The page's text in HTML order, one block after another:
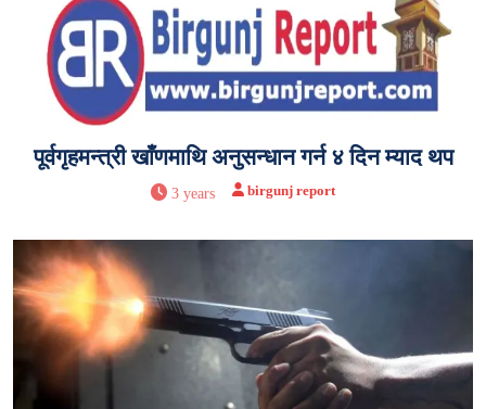
पूर्वगृहमन्त्री खाँणमाथि अनुसन्धान गर्न ४ दिन म्याद थप
3 years birgunj report